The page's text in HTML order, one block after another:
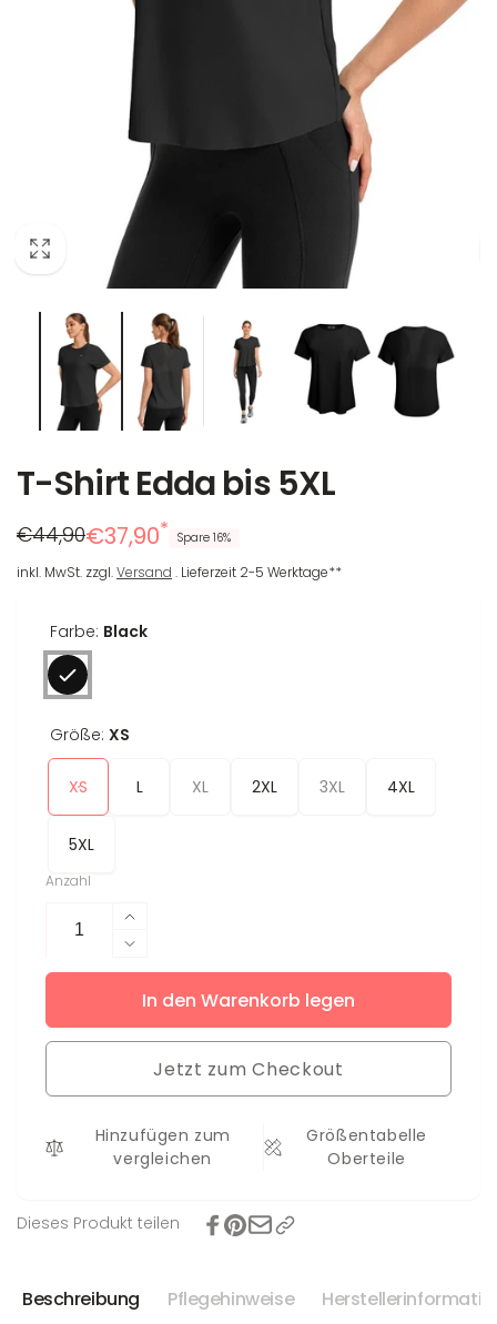
T-Shirt Edda bis 5XL
Regulärer
Preis
€44,90
Reduzierter
Preis
€37,90* Spare 16%
inkl. MwSt. zzgl.Versand . Lieferzeit 2-5 Werktage**
Farbe: Black
Größe: XS
XS L XL 2XL 3XL 4XL
5XL
Anzahl
Erhöhe
die
Menge
für
Shirt
Edda
Verringere
die
Menge
für
T-
Shirt
Edda
5XL
In den Warenkorb legen
Jetzt zum Checkout
Hinzufügen zum
vergleichen
Größentabelle
Oberteile
Dieses Produkt teilen
Beschreibung Pflegehinweise